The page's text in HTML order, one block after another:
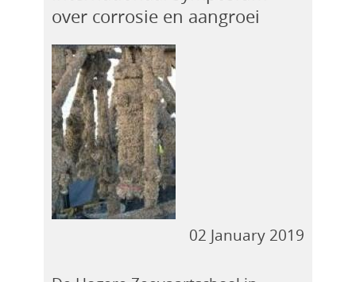
over corrosie en aangroei
02 January 2019